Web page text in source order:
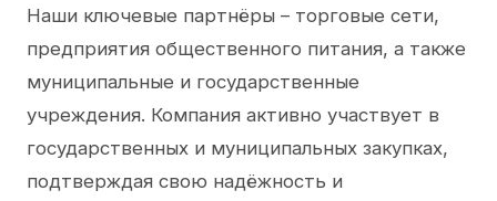
Наши ключевые партнёры – торговые сети,
предприятия общественного питания, а также
муниципальные и государственные
учреждения. Компания активно участвует в
государственных и муниципальных закупках,
подтверждая свою надёжность и